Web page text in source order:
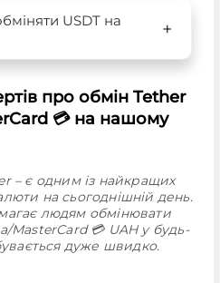
USDT на
про обмін Tether
💳 на нашому
– є одним із найкращих
на сьогоднішній день.
людям обмінювати
MasterCard 💳 UAH у будь-
дуже швидко.